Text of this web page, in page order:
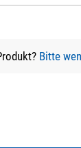
Bitte